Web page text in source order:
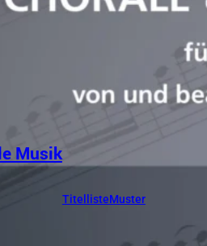
Musik
TitellisteMuster